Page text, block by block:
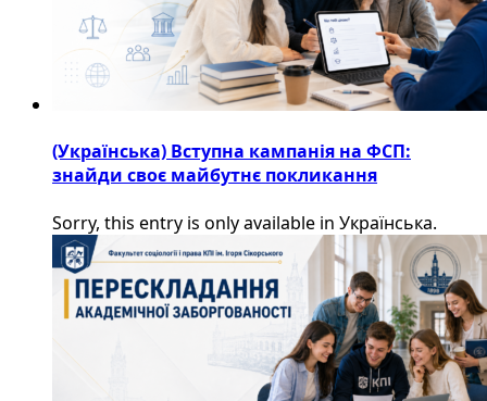
(Українська) Вступна кампанія на ФСП:
знайди своє майбутнє покликання
Sorry, this entry is only available in Українська.